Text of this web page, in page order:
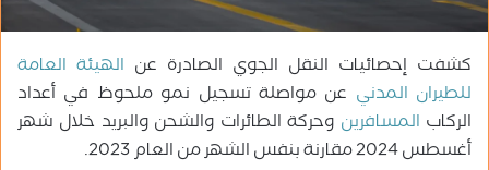
و
ن
ي
ا
كشفت إحصائيات النقل الجوي الصادرة عن الهيئة العامة
للطيران المدني عن مواصلة تسجيل نمو ملحوظ في أعداد
الركاب المسافرين وحركة الطائرات والشحن والبريد خلال شهر
أغسطس 2024 مقارنة بنفس الشهر من العام 2023.